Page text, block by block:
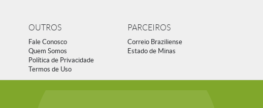
OUTROS
Fale Conosco
Quem Somos
Política de Privacidade
Termos de Uso
PARCEIROS
Correio Braziliense
Estado de Minas